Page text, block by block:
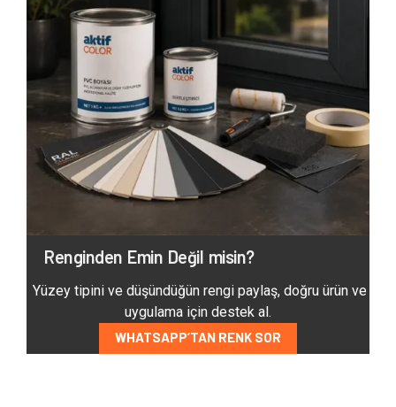
Renginden Emin Değil misin?
Yüzey tipini ve düşündüğün rengi paylaş, doğru ürün ve
uygulama için destek al.
WHATSAPP’TAN RENK SOR